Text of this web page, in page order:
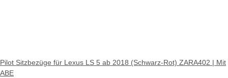
Pilot Sitzbezüge für Lexus LS 5 ab 2018 (Schwarz-Rot) ZARA402 | Mit
ABE